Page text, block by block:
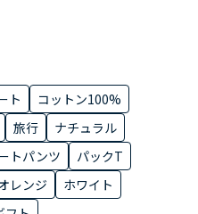
ト
コットン100%
旅行
ナチュラル
トパンツ
パックT
レンジ
ホワイト